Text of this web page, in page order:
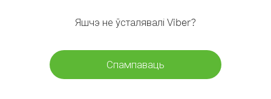
Яшчэ не ўсталявалі Viber?
Спампаваць